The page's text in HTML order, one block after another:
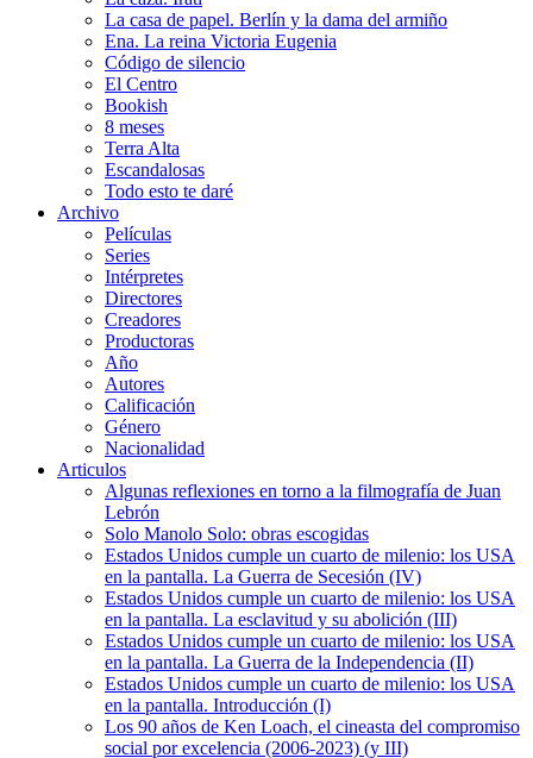
La casa de papel. Berlín y la dama del armiño
Ena. La reina Victoria Eugenia
Código de silencio
El Centro
Bookish
8 meses
Terra Alta
Escandalosas
Todo esto te daré
Archivo
Películas
Series
Intérpretes
Directores
Creadores
Productoras
Año
Autores
Calificación
Género
Nacionalidad
Articulos
Algunas reflexiones en torno a la filmografía de Juan
Lebrón
Solo Manolo Solo: obras escogidas
Estados Unidos cumple un cuarto de milenio: los USA
en la pantalla. La Guerra de Secesión (IV)
Estados Unidos cumple un cuarto de milenio: los USA
en la pantalla. La esclavitud y su abolición (III)
Estados Unidos cumple un cuarto de milenio: los USA
en la pantalla. La Guerra de la Independencia (II)
Estados Unidos cumple un cuarto de milenio: los USA
en la pantalla. Introducción (I)
Los 90 años de Ken Loach, el cineasta del compromiso
social por excelencia (2006-2023) (y III)